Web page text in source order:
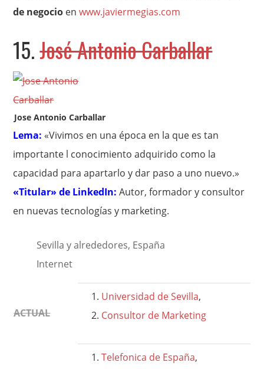
de negocio enwww.javiermegias.com
15.José Antonio Carballar
Jose Antonio Carballar
Lema: «Vivimos en una época en la que es tan
importante l conocimiento adquirido como la
capacidad para apartarlo y dar paso a uno nuevo.»
«Titular» de LinkedIn:Autor, formador y consultor
en nuevas tecnologías y marketing.
Sevilla y alrededores, España
Internet
ACTUAL
Universidad de Sevilla,
Consultor de Marketing
Telefonica de España,